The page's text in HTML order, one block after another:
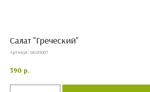
Салат "Греческий"
Артикул: SKU0007
390 р.